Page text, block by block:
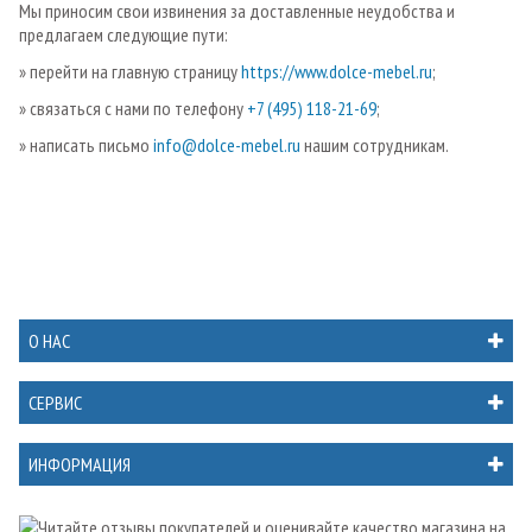
Мы приносим свои извинения за доставленные неудобства и
предлагаем следующие пути:
» перейти на главную страницуhttps://www.dolce-mebel.ru;
» связаться с нами по телефону +7 (495) 118-21-69;
» написать письмо info@dolce-mebel.ru нашим сотрудникам.
О НАС
СЕРВИС
ИНФОРМАЦИЯ